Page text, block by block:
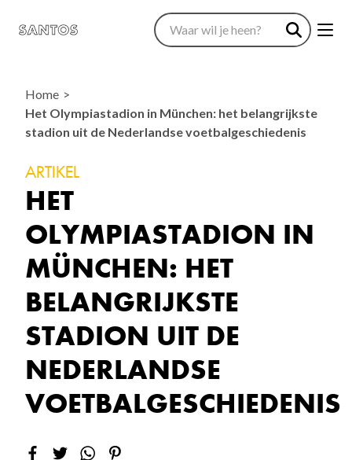
Home
Het Olympiastadion in München: het belangrijkste
stadion uit de Nederlandse voetbalgeschiedenis
ARTIKEL
HET
OLYMPIASTADION IN
MÜNCHEN: HET
BELANGRIJKSTE
STADION UIT DE
NEDERLANDSE
VOETBALGESCHIEDENIS